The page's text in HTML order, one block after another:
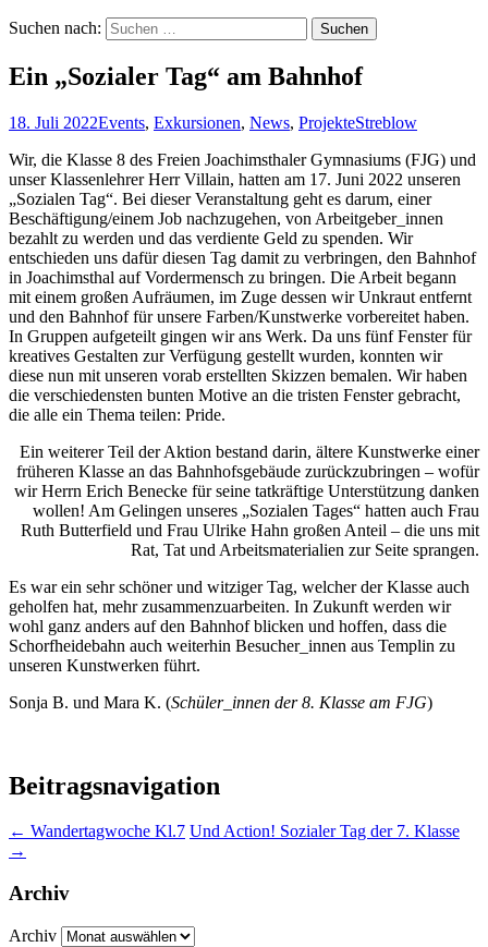
Suchen nach:
Ein „Sozialer Tag“ am Bahnhof
18. Juli 2022Events, Exkursionen, News, ProjekteStreblow
Wir, die Klasse 8 des Freien Joachimsthaler Gymnasiums (FJG) und
unser Klassenlehrer Herr Villain, hatten am 17. Juni 2022 unseren
„Sozialen Tag“. Bei dieser Veranstaltung geht es darum, einer
Beschäftigung/einem Job nachzugehen, von Arbeitgeber_innen
bezahlt zu werden und das verdiente Geld zu spenden. Wir
entschieden uns dafür diesen Tag damit zu verbringen, den Bahnhof
in Joachimsthal auf Vordermensch zu bringen. Die Arbeit begann
mit einem großen Aufräumen, im Zuge dessen wir Unkraut entfernt
und den Bahnhof für unsere Farben/Kunstwerke vorbereitet haben.
In Gruppen aufgeteilt gingen wir ans Werk. Da uns fünf Fenster für
kreatives Gestalten zur Verfügung gestellt wurden, konnten wir
diese nun mit unseren vorab erstellten Skizzen bemalen. Wir haben
die verschiedensten bunten Motive an die tristen Fenster gebracht,
die alle ein Thema teilen: Pride.
Ein weiterer Teil der Aktion bestand darin, ältere Kunstwerke einer
früheren Klasse an das Bahnhofsgebäude zurückzubringen – wofür
wir Herrn Erich Benecke für seine tatkräftige Unterstützung danken
wollen! Am Gelingen unseres „Sozialen Tages“ hatten auch Frau
Ruth Butterfield und Frau Ulrike Hahn großen Anteil – die uns mit
Rat, Tat und Arbeitsmaterialien zur Seite sprangen.
Es war ein sehr schöner und witziger Tag, welcher der Klasse auch
geholfen hat, mehr zusammenzuarbeiten. In Zukunft werden wir
wohl ganz anders auf den Bahnhof blicken und hoffen, dass die
Schorfheidebahn auch weiterhin Besucher_innen aus Templin zu
unseren Kunstwerken führt.
Sonja B. und Mara K. (Schüler_innen der 8. Klasse am FJG)
Beitragsnavigation
← Wandertagwoche Kl.7 Und Action! Sozialer Tag der 7. Klasse
→
Archiv
Archiv